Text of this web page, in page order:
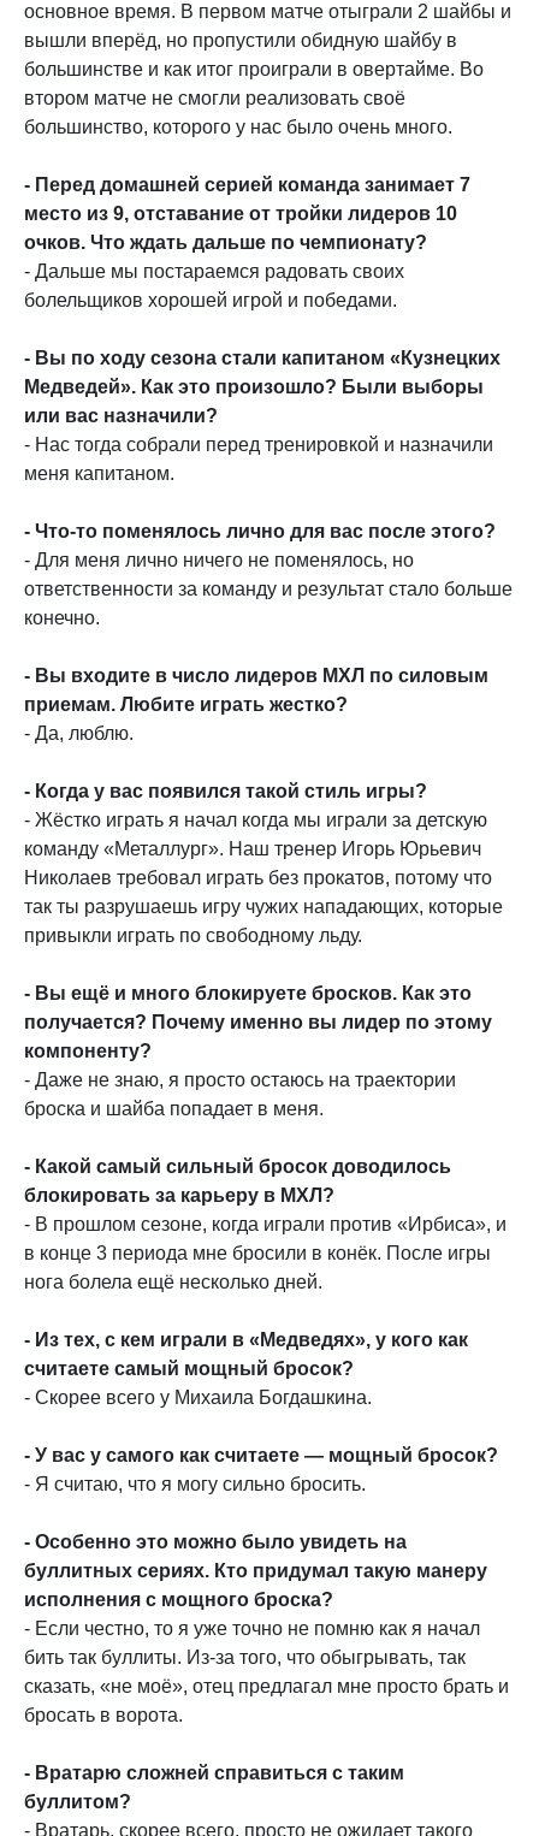
основное время. В первом матче отыграли 2 шайбы и
вышли вперёд, но пропустили обидную шайбу в
большинстве и как итог проиграли в овертайме. Во
втором матче не смогли реализовать своё
большинство, которого у нас было очень много.
- Перед домашней серией команда занимает 7
место из 9, отставание от тройки лидеров 10
очков. Что ждать дальше по чемпионату?
- Дальше мы постараемся радовать своих
болельщиков хорошей игрой и победами.
- Вы по ходу сезона стали капитаном «Кузнецких
Медведей». Как это произошло? Были выборы
или вас назначили?
- Нас тогда собрали перед тренировкой и назначили
меня капитаном.
- Что-то поменялось лично для вас после этого?
- Для меня лично ничего не поменялось, но
ответственности за команду и результат стало больше
конечно.
- Вы входите в число лидеров МХЛ по силовым
приемам. Любите играть жестко?
- Да, люблю.
- Когда у вас появился такой стиль игры?
- Жёстко играть я начал когда мы играли за детскую
команду «Металлург». Наш тренер Игорь Юрьевич
Николаев требовал играть без прокатов, потому что
так ты разрушаешь игру чужих нападающих, которые
привыкли играть по свободному льду.
- Вы ещё и много блокируете бросков. Как это
получается? Почему именно вы лидер по этому
компоненту?
- Даже не знаю, я просто остаюсь на траектории
броска и шайба попадает в меня.
- Какой самый сильный бросок доводилось
блокировать за карьеру в МХЛ?
- В прошлом сезоне, когда играли против «Ирбиса», и
в конце 3 периода мне бросили в конёк. После игры
нога болела ещё несколько дней.
- Из тех, с кем играли в «Медведях», у кого как
считаете самый мощный бросок?
- Скорее всего у Михаила Богдашкина.
- У вас у самого как считаете — мощный бросок?
- Я считаю, что я могу сильно бросить.
- Особенно это можно было увидеть на
буллитных сериях. Кто придумал такую манеру
исполнения с мощного броска?
- Если честно, то я уже точно не помню как я начал
бить так буллиты. Из-за того, что обыгрывать, так
сказать, «не моё», отец предлагал мне просто брать и
бросать в ворота.
- Вратарю сложней справиться с таким
буллитом?
- Вратарь, скорее всего, просто не ожидает такого